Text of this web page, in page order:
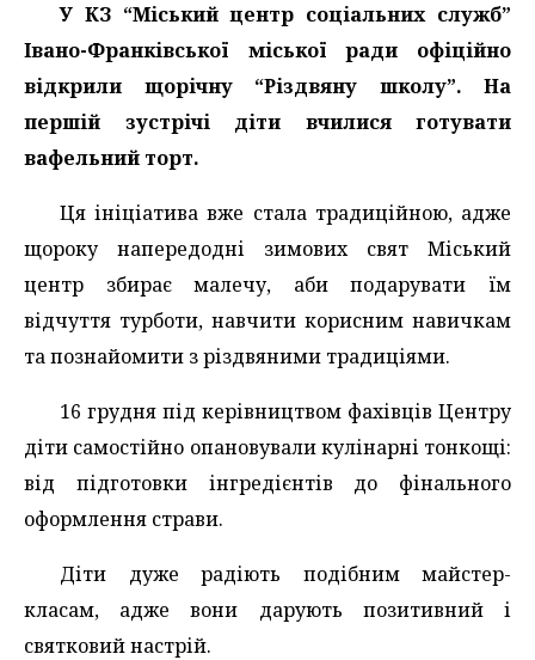
У КЗ “Міський центр соціальних служб”
Івано-Франківської міської ради офіційно
відкрили щорічну “Різдвяну школу”. На
першій зустрічі діти вчилися готувати
вафельний торт.
Ця ініціатива вже стала традиційною, адже
щороку напередодні зимових свят Міський
центр збирає малечу, аби подарувати їм
відчуття турботи, навчити корисним навичкам
та познайомити з різдвяними традиціями.
16 грудня під керівництвом фахівців Центру
діти самостійно опановували кулінарні тонкощі:
від підготовки інгредієнтів до фінального
оформлення страви.
Діти дуже радіють подібним майстер-
класам, адже вони дарують позитивний і
святковий настрій.